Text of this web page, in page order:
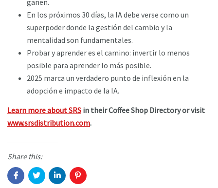
ganen.
En los próximos 30 días, la IA debe verse como un
superpoder donde la gestión del cambio y la
mentalidad son fundamentales.
Probar y aprender es el camino: invertir lo menos
posible para aprender lo más posible.
2025 marca un verdadero punto de inflexión en la
adopción e impacto de la IA.
Learn more about SRS in their Coffee Shop Directory or visit
www.srsdistribution.com.
Share this: